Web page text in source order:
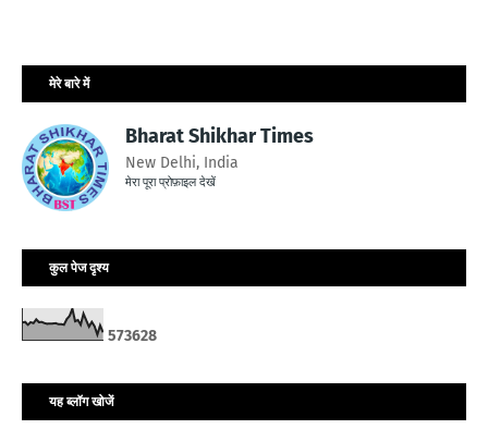
मेरे बारे में
Bharat Shikhar Times
New Delhi, India
मेरा पूरा प्रोफ़ाइल देखें
कुल पेज दृश्य
573628
यह ब्लॉग खोजें